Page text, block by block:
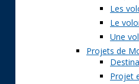
Les
Le
Une
Projets de
Projet